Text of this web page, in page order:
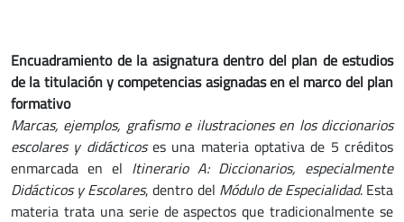
Encuadramiento de la asignatura dentro del plan de estudios
de la titulación y competencias asignadas en el marco del plan
formativo
Marcas, ejemplos, grafismo e ilustraciones en los diccionarios
escolares y didácticoses una materia optativa de 5 créditos
enmarcada en el Itinerario A: Diccionarios, especialmente
Didácticos y Escolares, dentro del Módulo de Especialidad. Esta
materia trata una serie de aspectos que tradicionalmente se